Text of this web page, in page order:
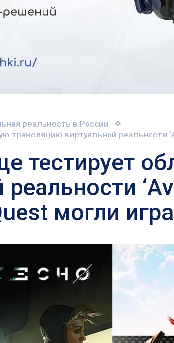
реальность в России
трансляцию виртуальной реальности
тестирует
могли